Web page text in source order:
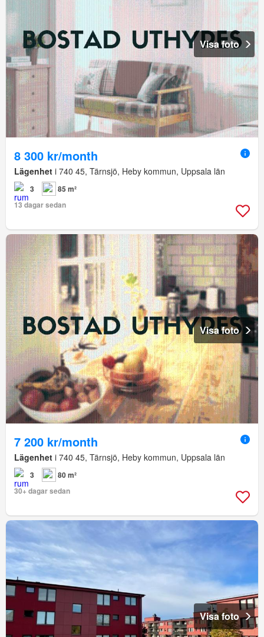
Visa foto
8 300 kr/month
Lägenhet i 740 45, Tärnsjö, Heby kommun, Uppsala län
3
85 m²
13 dagar sedan
Visa foto
7 200 kr/month
Lägenhet i 740 45, Tärnsjö, Heby kommun, Uppsala län
3
80 m²
30+ dagar sedan
Visa foto